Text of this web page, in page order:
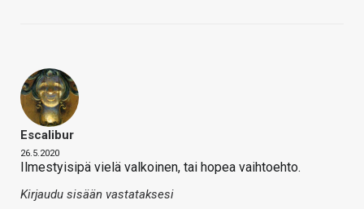
Escalibur
26.5.2020
Ilmestyisipä vielä valkoinen, tai hopea vaihtoehto.
Kirjaudu sisään vastataksesi